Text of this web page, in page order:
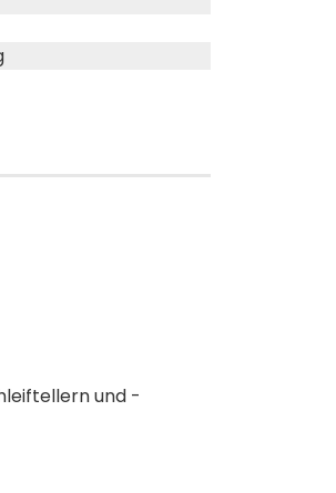
und -